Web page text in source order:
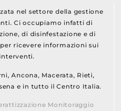
nel settore della gestione
Ci occupiamo infatti di
di disinfestazione e di
ricevere informazioni sui
Ancona, Macerata, Rieti,
e in tutto il Centro Italia.
Monitoraggio